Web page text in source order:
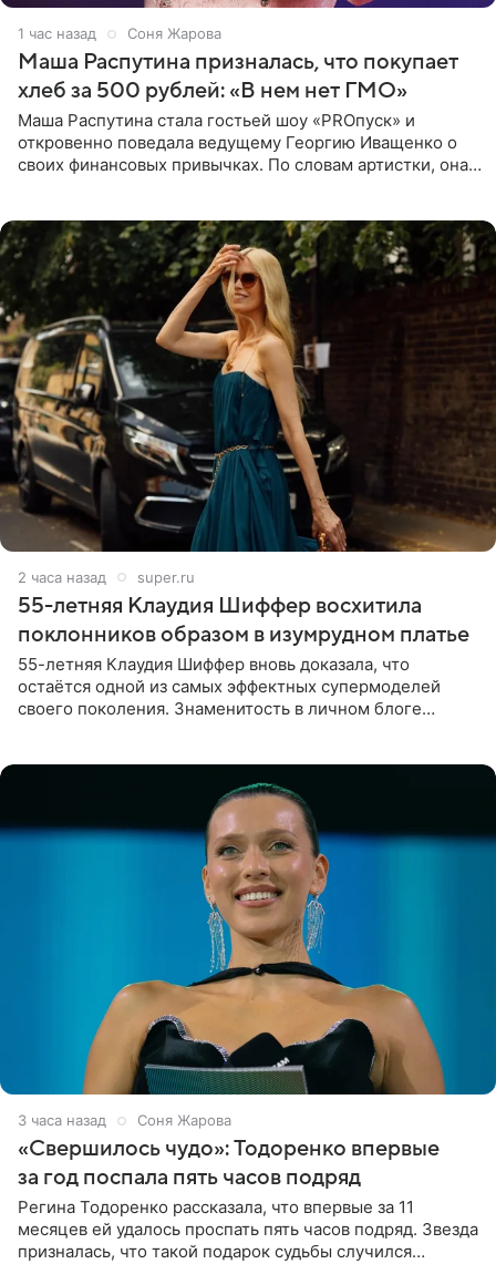
1 час назад Соня Жарова
Маша Распутина призналась, что покупает
хлеб за 500 рублей: «В нем нет ГМО»
Маша Распутина стала гостьей шоу «PROпуск» и
откровенно поведала ведущему Георгию Иващенко о
своих финансовых привычках. По словам артистки, она
2 часа назад super.ru
55-летняя Клаудия Шиффер восхитила
поклонников образом в изумрудном платье
55-летняя Клаудия Шиффер вновь доказала, что
остаётся одной из самых эффектных супермоделей
своего поколения. Знаменитость в личном блоге
3 часа назад Соня Жарова
«Свершилось чудо»: Тодоренко впервые
за год поспала пять часов подряд
Регина Тодоренко рассказала, что впервые за 11
месяцев ей удалось проспать пять часов подряд. Звезда
призналась, что такой подарок судьбы случился